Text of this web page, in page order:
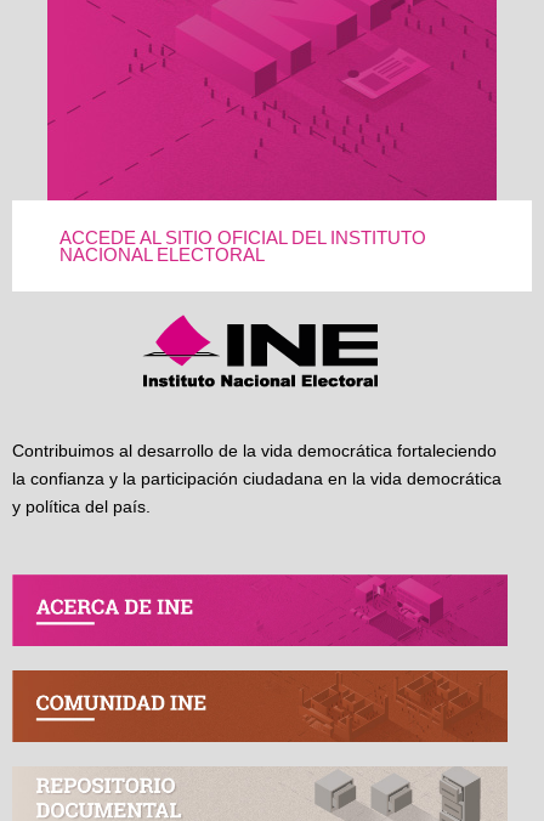
ACCEDE AL SITIO OFICIAL DEL INSTITUTO
NACIONAL ELECTORAL
Contribuimos al desarrollo de la vida democrática fortaleciendo
la confianza y la participación ciudadana en la vida democrática
y política del país.